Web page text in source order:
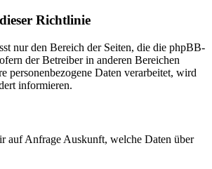
Richtlinie
nur den Bereich der Seiten, die die phpBB-
der Betreiber in anderen Bereichen
personenbezogene Daten verarbeitet, wird
informieren.
auf Anfrage Auskunft, welche Daten über